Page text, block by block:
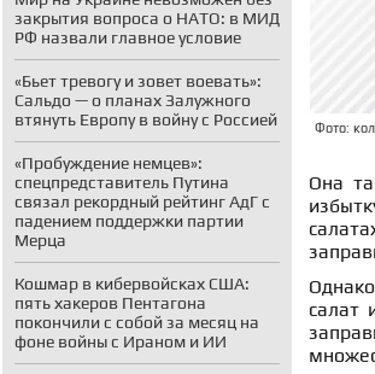
закрытия вопроса о НАТО: в МИД
РФ назвали главное условие
«Бьет тревогу и зовет воевать»:
Сальдо — о планах Залужного
втянуть Европу в войну с Россией
«Пробуждение немцев»:
спецпредставитель Путина
связал рекордный рейтинг АдГ с
падением поддержки партии
Мерца
Кошмар в кибервойсках США:
пять хакеров Пентагона
покончили с собой за месяц на
фоне войны с Ираном и ИИ
Фото:
Она
салат